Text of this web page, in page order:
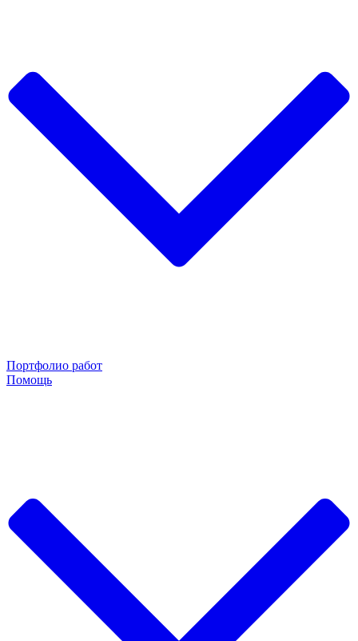
Портфолио работ
Помощь